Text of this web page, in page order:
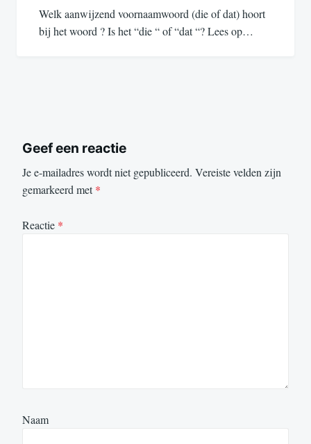
Welk aanwijzend voornaamwoord (die of dat) hoort
bij het woord ? Is het “die “ of “dat “? Lees op…
Geef een reactie
Je e-mailadres wordt niet gepubliceerd. Vereiste velden zijn
gemarkeerd met*
Reactie *
Naam